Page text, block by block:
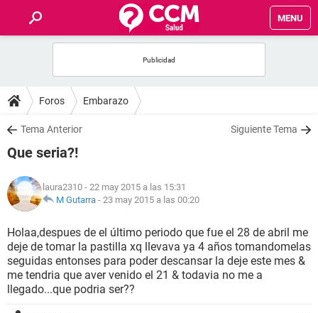
MENU
FOROS
SALUD
FAMILIA
NUTRICIÓN
BIENESTAR
SEXUALIDAD
GLOSARIO
Foros Embarazo
Tema Anterior Siguiente Tema
Que seria?!
laura2310 - 22 may 2015 a las 15:31
M Gutarra - 23 may 2015 a las 00:20
Holaa,despues de el último periodo que fue el 28 de abril me
deje de tomar la pastilla xq llevava ya 4 años tomandomelas
seguidas entonses para poder descansar la deje este mes &
me tendria que aver venido el 21 & todavia no me a
llegado...que podria ser??